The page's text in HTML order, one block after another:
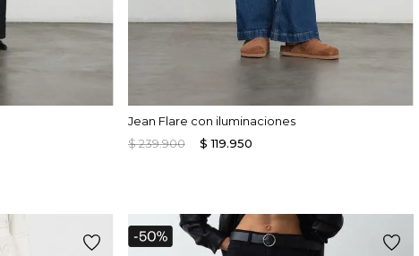
Jean Flare con iluminaciones
$239.900 $ 119.950